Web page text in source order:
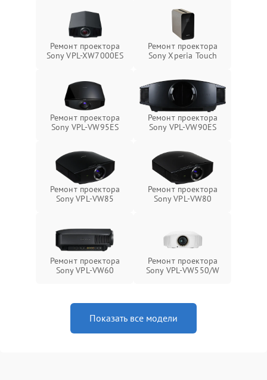
Ремонт проектора
Sony VPL-XW7000ES
Ремонт проектора
Sony Xperia Touch
Ремонт проектора
Sony VPL-VW95ES
Ремонт проектора
Sony VPL-VW90ES
Ремонт проектора
Sony VPL-VW85
Ремонт проектора
Sony VPL-VW80
Ремонт проектора
Sony VPL-VW60
Ремонт проектора
Sony VPL-VW550/W
Показать все модели